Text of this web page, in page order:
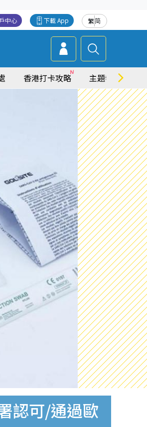
繁简
下載 App
中心
香港打卡攻略 主題特集
認可/通過歐